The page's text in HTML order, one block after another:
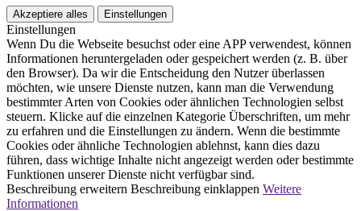
Akzeptiere alles Einstellungen
Einstellungen
Wenn Du die Webseite besuchst oder eine APP verwendest, können
Informationen heruntergeladen oder gespeichert werden (z. B. über
den Browser). Da wir die Entscheidung den Nutzer überlassen
möchten, wie unsere Dienste nutzen, kann man die Verwendung
bestimmter Arten von Cookies oder ähnlichen Technologien selbst
steuern. Klicke auf die einzelnen Kategorie Überschriften, um mehr
zu erfahren und die Einstellungen zu ändern. Wenn die bestimmte
Cookies oder ähnliche Technologien ablehnst, kann dies dazu
führen, dass wichtige Inhalte nicht angezeigt werden oder bestimmte
Funktionen unserer Dienste nicht verfügbar sind.
Beschreibung erweitern Beschreibung einklappen Weitere
Informationen